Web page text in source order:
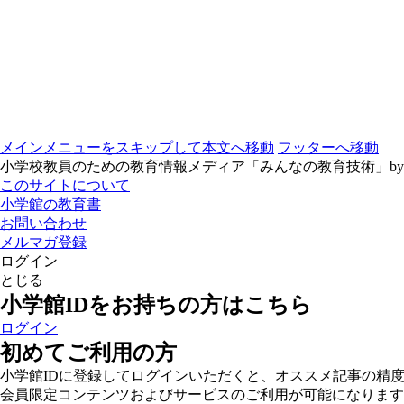
メインメニューをスキップして本文へ移動 フッターへ移動
小学校教員のための教育情報メディア「みんなの教育技術」
このサイトについて
小学館の教育書
お問い合わせ
メルマガ登録
ログイン
とじる
小学館IDをお持ちの方はこちら
ログイン
初めてご利用の方
小学館IDに登録してログインいただくと、オススメ記事の精
会員限定コンテンツおよびサービスのご利用が可能になりま